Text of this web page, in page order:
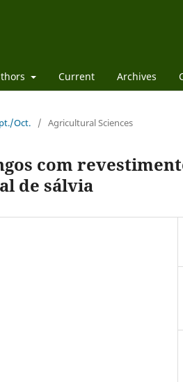
Current Archives
Oct. / Agricultural Sciences
com
de sálvia